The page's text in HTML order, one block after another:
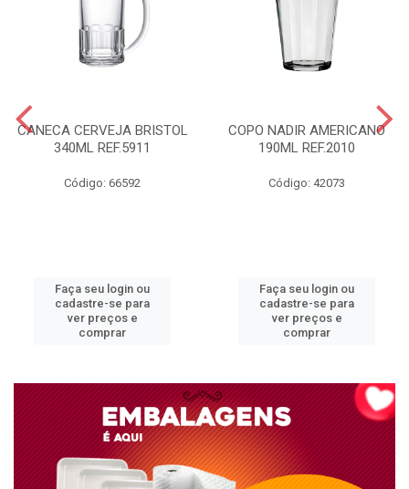
CANECA CERVEJA BRISTOL
340ML REF.5911
Código: 66592
Faça seu login ou
cadastre-se para
ver preços e
comprar
COPO NADIR AMERICANO
190ML REF.2010
Código: 42073
Faça seu login ou
cadastre-se para
ver preços e
comprar